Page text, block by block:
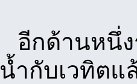
อีกด้านหนึ่ง
น้ำกับเวทิตแ